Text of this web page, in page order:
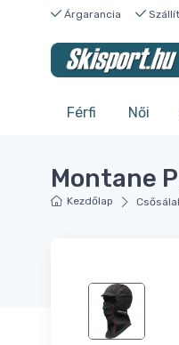
Árgarancia
Férfi Női
Montane
Kezdőlap